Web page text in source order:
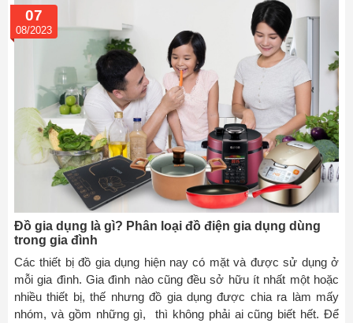
07
08/2023
Đồ gia dụng là gì? Phân loại đồ điện gia dụng dùng
trong gia đình
Các thiết bị đồ gia dụng hiện nay có mặt và được sử dụng ở
mỗi gia đình. Gia đình nào cũng đều sở hữu ít nhất một hoặc
nhiều thiết bị, thế nhưng đồ gia dụng được chia ra làm mấy
nhóm, và gồm những gì, thì không phải ai cũng biết hết. Để